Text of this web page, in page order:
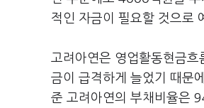
적인 자금이 필요할 것으로
고려아연은 영업활동현금
금이 급격하게 늘었기 때문
준 고려아연의 부채비율은